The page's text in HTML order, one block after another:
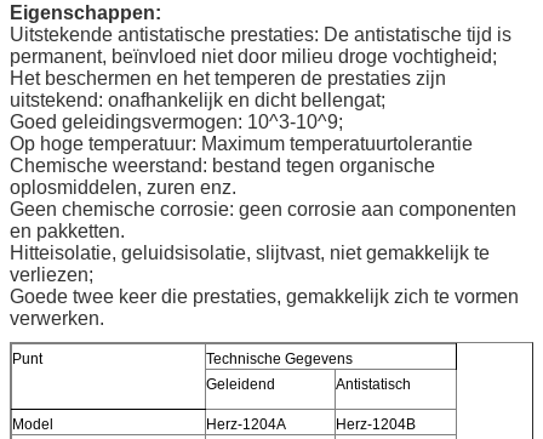
Eigenschappen:
Uitstekende antistatische prestaties: De antistatische tijd is
permanent, beïnvloed niet door milieu droge vochtigheid;
Het beschermen en het temperen de prestaties zijn
uitstekend: onafhankelijk en dicht bellengat;
Goed geleidingsvermogen: 10^3-10^9;
Op hoge temperatuur: Maximum temperatuurtolerantie
Chemische weerstand: bestand tegen organische
oplosmiddelen, zuren enz.
Geen chemische corrosie: geen corrosie aan componenten
en pakketten.
Hitteisolatie, geluidsisolatie, slijtvast, niet gemakkelijk te
verliezen;
Goede twee keer die prestaties, gemakkelijk zich te vormen
verwerken.
Punt
Technische Gegevens
Geleidend
Antistatisch
Model Herz-1204A
Herz-1204B